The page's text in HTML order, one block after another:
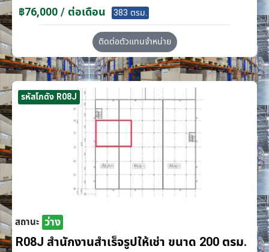
฿76,000 / ต่อเดือน 383 ตรม.
ติดต่อตัวแทนจำหน่าย
รหัสโกดัง R08J
สถานะ ว่าง
R08J สำนักงานสำเร็จรูปให้เช่า ขนาด 200 ตรม.